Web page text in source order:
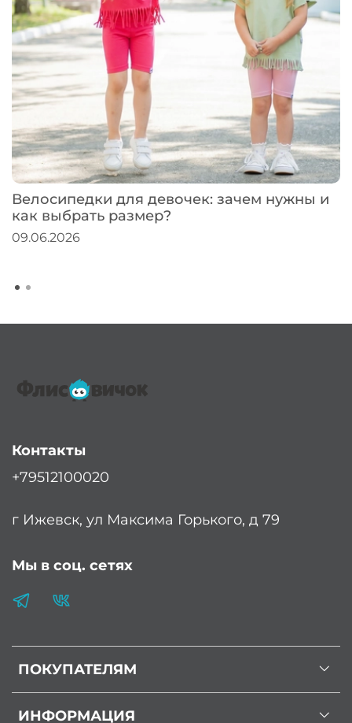
Велосипедки для девочек: зачем нужны и
как выбрать размер?
09.06.2026
ПОКУПАТЕЛЯМ
ИНФОРМАЦИЯ
Контакты
+79512100020
г Ижевск, ул Максима Горького, д 79
Мы в соц. сетях